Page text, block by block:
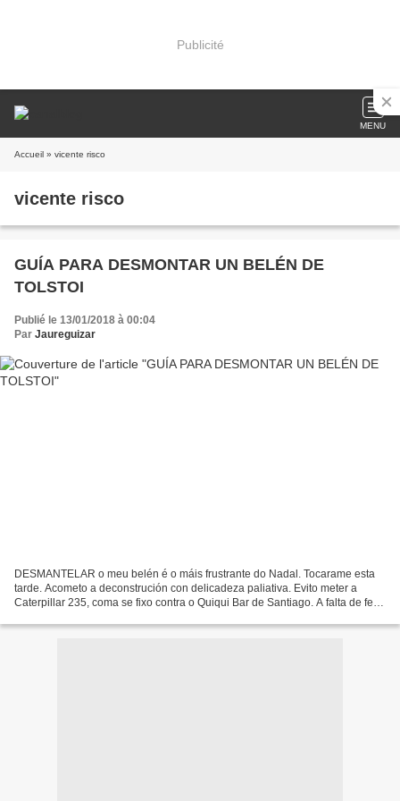
Publicité
MENU
Accueil » vicente risco
vicente risco
GUÍA PARA DESMONTAR UN BELÉN DE
TOLSTOI
Publié le 13/01/2018 à 00:04
Par Jaureguizar
DESMANTELAR o meu belén é o máis frustrante do Nadal. Tocarame esta
tarde. Acometo a deconstrución con delicadeza paliativa. Evito meter a
Caterpillar 235, coma se fixo contra o Quiqui Bar de Santiago. A falta de fe